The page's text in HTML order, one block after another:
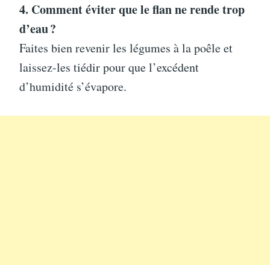
4. Comment éviter que le flan ne rende trop
d’eau ?
Faites bien revenir les légumes à la poêle et
laissez-les tiédir pour que l’excédent
d’humidité s’évapore.